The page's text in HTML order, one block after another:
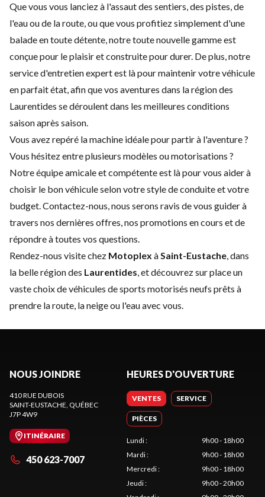
Que vous vous lanciez à l'assaut des sentiers, des pistes, de
l'eau ou de la route, ou que vous profitiez simplement d'une
balade en toute détente, notre toute nouvelle gamme est
conçue pour le plaisir et construite pour durer. De plus, notre
service d'entretien expertest là pour maintenir votre véhicule
en parfait état, afin que vos aventures dans la région des
Laurentides se déroulent dans les meilleures conditions
saison après saison.
Vous avez repéré la machine idéale pour partir à l'aventure ?
Vous hésitez entre plusieurs modèles ou motorisations ?
Notre équipe amicale et compétente est là pour vous aider à
choisir le bon véhicule selon votre style de conduite et votre
budget.Contactez-nous, nous serons ravis de vous guider à
travers nos dernières offres, nos promotions en cours et de
répondre à toutes vos questions.
Rendez-nous visite chez Motoplex àSaint-Eustache, dans
la belle région des Laurentides, et découvrez sur place un
vaste choix de véhicules de sports motorisés neufs prêts à
prendre la route, la neige ou l'eau avec vous.
NOUS JOINDRE
410 RUE DUBOIS
SAINT-EUSTACHE, QUÉBEC
J7P 4W9
ITINÉRAIRE
450 623-7007
HEURES D'OUVERTURE
VENTES SERVICE
PIÈCES
Lundi:
9h00 - 18h00
Mardi:
9h00 - 18h00
Mercredi:
9h00 - 18h00
Jeudi:
9h00 - 20h00